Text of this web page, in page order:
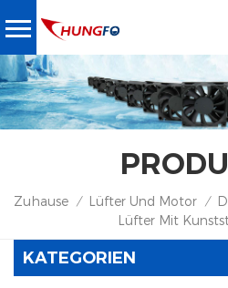
Zuhause / Lüfter Und Motor /
Lüfter Mit
KATEGORIEN